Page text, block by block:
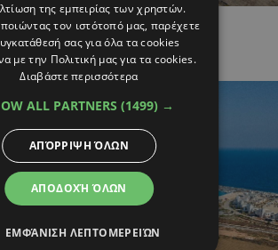
στην Αλαμινό,
της εμπειρίας των χρηστών.
τον ιστότοπό μας, παρέχετε
σας για όλα τα cookies
με την Πολιτική μας για τα cookies.
Διαβάστε περισσότερα
ALL PARTNERS (1499) →
ΑΠΟΔΟΧΉ ΌΛΩΝ
ΑΠΌΡΡΙΨΗ ΌΛΩΝ
ΕΜΦΆΝΙΣΗ ΛΕΠΤΟΜΕΡΕΙΏΝ